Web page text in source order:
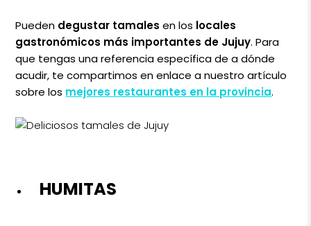
Pueden degustar tamales en los locales
gastronómicos más importantes de Jujuy. Para
que tengas una referencia específica de a dónde
acudir, te compartimos en enlace a nuestro artículo
sobre los mejores restaurantes en la provincia.
HUMITAS